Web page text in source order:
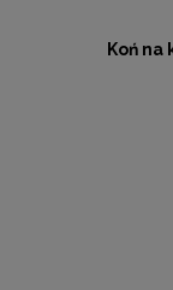
Koń na